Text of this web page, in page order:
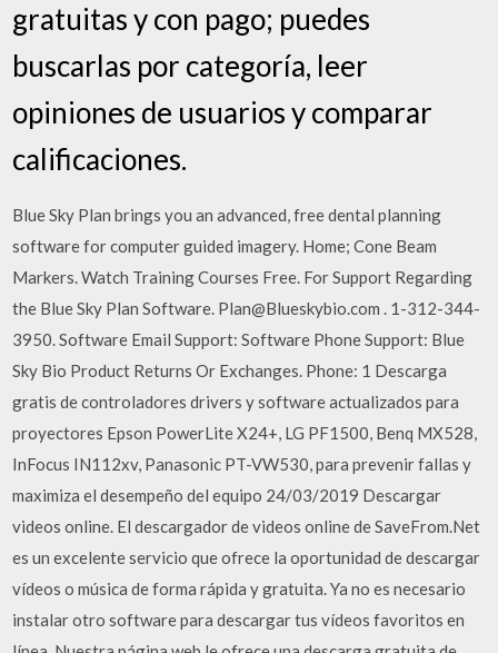
gratuitas y con pago; puedes
buscarlas por categoría, leer
opiniones de usuarios y comparar
calificaciones.
Blue Sky Plan brings you an advanced, free dental planning
software for computer guided imagery. Home; Cone Beam
Markers. Watch Training Courses Free. For Support Regarding
the Blue Sky Plan Software. Plan@Blueskybio.com . 1-312-344-
3950. Software Email Support: Software Phone Support: Blue
Sky Bio Product Returns Or Exchanges. Phone: 1 Descarga
gratis de controladores drivers y software actualizados para
proyectores Epson PowerLite X24+, LG PF1500, Benq MX528,
InFocus IN112xv, Panasonic PT-VW530, para prevenir fallas y
maximiza el desempeño del equipo 24/03/2019 Descargar
videos online. El descargador de videos online de SaveFrom.Net
es un excelente servicio que ofrece la oportunidad de descargar
vídeos o música de forma rápida y gratuita. Ya no es necesario
instalar otro software para descargar tus vídeos favoritos en